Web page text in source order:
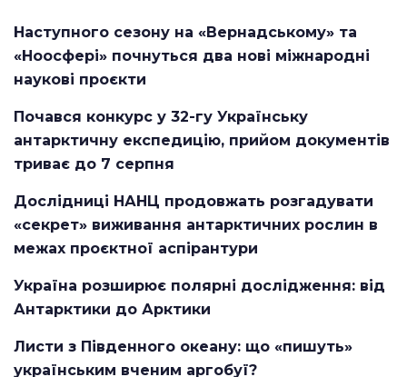
Наступного сезону на «Вернадському» та
«Ноосфері» почнуться два нові міжнародні
наукові проєкти
Почався конкурс у 32-гу Українську
антарктичну експедицію, прийом документів
триває до 7 серпня
Дослідниці НАНЦ продовжать розгадувати
«секрет» виживання антарктичних рослин в
межах проєктної аспірантури
Україна розширює полярні дослідження: від
Антарктики до Арктики
Листи з Південного океану: що «пишуть»
українським вченим аргобуї?